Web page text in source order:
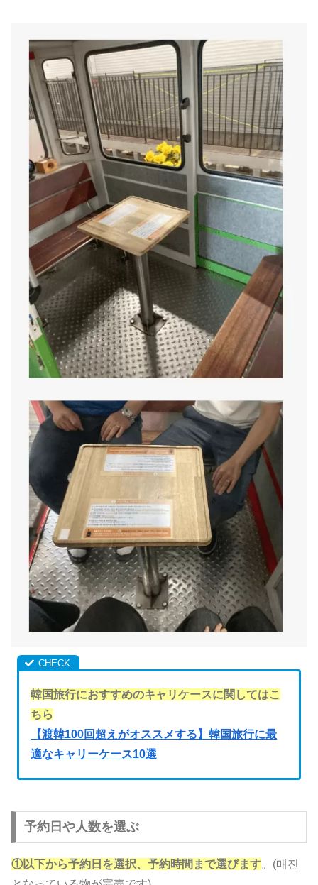
韓国旅行におすすめのキャリケースに関してはこ
ちら
【渡韓100回超えがオススメする】韓国旅行に最
適なキャリーケース10選
予約日や人数を選ぶ
①以下から予約日を選択、予約時間まで選びます。(매진